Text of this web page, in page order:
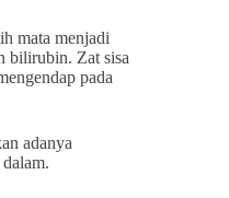
mata menjadi
bilirubin. Zat sisa
pada
adanya